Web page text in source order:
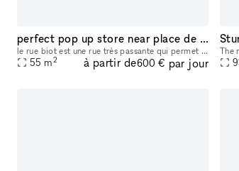
perfect pop up store near place de Clichy 18 rue biot
le rue biot est une rue très passante qui permet d'irriguer le quartier batignolles, rue des dames... depuis le metro place de clichy nombreux cafés et restaurants salle de spectacle à proximité cli
55 m2 à partir de600 € par jour